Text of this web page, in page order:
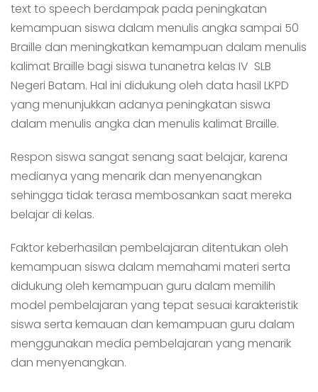
text to speech berdampak pada peningkatan
kemampuan siswa dalam menulis angka sampai 50
Braille dan meningkatkan kemampuan dalam menulis
kalimat Braille bagi siswa tunanetra kelas IV SLB
Negeri Batam. Hal ini didukung oleh data hasil LKPD
yang menunjukkan adanya peningkatan siswa
dalam menulis angka dan menulis kalimat Braille.
Respon siswa sangat senang saat belajar, karena
medianya yang menarik dan menyenangkan
sehingga tidak terasa membosankan saat mereka
belajar di kelas.
Faktor keberhasilan pembelajaran ditentukan oleh
kemampuan siswa dalam memahami materi serta
didukung oleh kemampuan guru dalam memilih
model pembelajaran yang tepat sesuai karakteristik
siswa serta kemauan dan kemampuan guru dalam
menggunakan media pembelajaran yang menarik
dan menyenangkan.